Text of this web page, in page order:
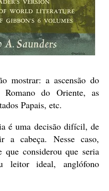
mostrar: a ascensão do
do Oriente, as
Papais, etc.
é uma decisão difícil, de
a cabeça. Nesse caso,
que considerou que seria
leitor ideal, anglófono